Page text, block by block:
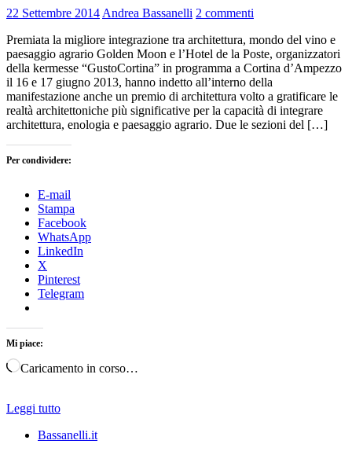
22 Settembre 2014 Andrea Bassanelli 2 commenti
Premiata la migliore integrazione tra architettura, mondo del vino e
paesaggio agrario Golden Moon e l’Hotel de la Poste, organizzatori
della kermesse “GustoCortina” in programma a Cortina d’Ampezzo
il 16 e 17 giugno 2013, hanno indetto all’interno della
manifestazione anche un premio di architettura volto a gratificare le
realtà architettoniche più significative per la capacità di integrare
architettura, enologia e paesaggio agrario. Due le sezioni del […]
Per condividere:
E-mail
Stampa
Facebook
WhatsApp
LinkedIn
X
Pinterest
Telegram
Mi piace:
Caricamento in corso…
Leggi tutto
Bassanelli.it